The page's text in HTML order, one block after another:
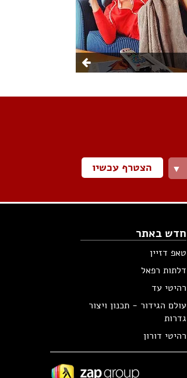
▼ הצטרף עכשיו
חדש באתר
טאפ דזיין
דלתות רפאל
רהיטי עד
עולם הגידור - תכנון ויצור
גדרות
רהיטי דורון